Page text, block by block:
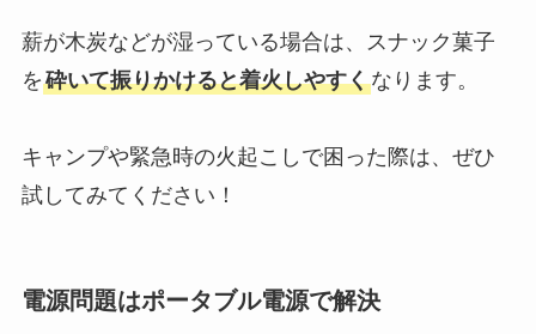
薪が木炭などが湿っている場合は、スナック菓子
を砕いて振りかけると着火しやすくなります。
キャンプや緊急時の火起こしで困った際は、ぜひ
試してみてください！
電源問題はポータブル電源で解決